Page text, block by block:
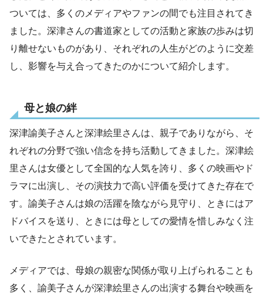
ついては、多くのメディアやファンの間でも注目されてき
ました。深津さんの書道家としての活動と家族の歩みは切
り離せないものがあり、それぞれの人生がどのように交差
し、影響を与え合ってきたのかについて紹介します。
母と娘の絆
深津諭美子さんと深津絵里さんは、親子でありながら、そ
れぞれの分野で強い信念を持ち活動してきました。深津絵
里さんは女優として全国的な人気を誇り、多くの映画やド
ラマに出演し、その演技力で高い評価を受けてきた存在で
す。諭美子さんは娘の活躍を陰ながら見守り、ときにはア
ドバイスを送り、ときには母としての愛情を惜しみなく注
いできたとされています。
メディアでは、母娘の親密な関係が取り上げられることも
多く、諭美子さんが深津絵里さんの出演する舞台や映画を